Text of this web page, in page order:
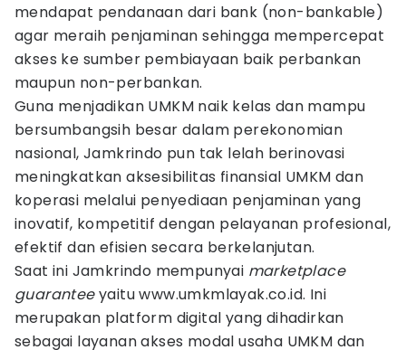
mendapat pendanaan dari bank (non-bankable)
agar meraih penjaminan sehingga mempercepat
akses ke sumber pembiayaan baik perbankan
maupun non-perbankan.
Guna menjadikan UMKM naik kelas dan mampu
bersumbangsih besar dalam perekonomian
nasional, Jamkrindo pun tak lelah berinovasi
meningkatkan aksesibilitas finansial UMKM dan
koperasi melalui penyediaan penjaminan yang
inovatif, kompetitif dengan pelayanan profesional,
efektif dan efisien secara berkelanjutan.
Saat ini Jamkrindo mempunyai marketplace
guaranteeyaitu www.umkmlayak.co.id. Ini
merupakan platform digital yang dihadirkan
sebagai layanan akses modal usaha UMKM dan